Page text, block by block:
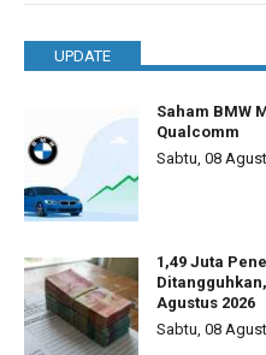
UPDATE
Saham BMW
Qualcomm
Sabtu, 08
1,49 Juta
Agustus 2026
Sabtu, 08